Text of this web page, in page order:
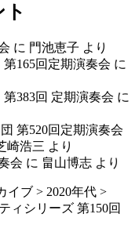
に 門池恵子 より
165回定期演奏会 に
383回 定期演奏会 に
第520回定期演奏会
崎浩三 より
会 に 畠山博志 より
イブ > 2020年代 >
ィシリーズ 第150回